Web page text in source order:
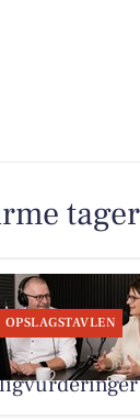
OPSLAGSTAVLEN
Kragh I/